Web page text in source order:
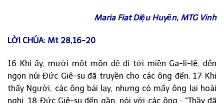
Maria Fiat Diệu Huyền, MTG Vinh
LỜI CHÚA: Mt 28,16-20
16 Khi ấy, mười một môn đệ đi tới miền Ga-li-lê, đến
ngọn núi Đức Giê-su đã truyền cho các ông đến. 17 Khi
thấy Người, các ông bái lạy, nhưng có mấy ông lại hoài
nghi. 18 Đức Giê-su đến gần, nói với các ông : “Thầy đã